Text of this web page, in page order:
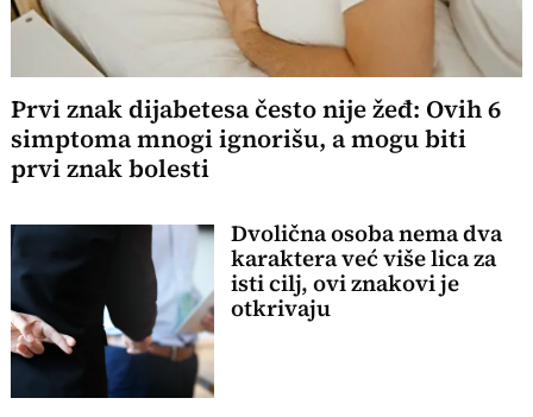
Prvi znak dijabetesa često nije žeđ: Ovih 6
simptoma mnogi ignorišu, a mogu biti
prvi znak bolesti
Dvolična osoba nema dva
karaktera već više lica za
isti cilj, ovi znakovi je
otkrivaju